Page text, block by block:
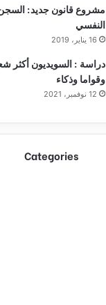
النفسي
16 يناير، 2019
دراسة : السويديون أكثر
وقواما وذكاء
12 نوفمبر، 2021
Categories